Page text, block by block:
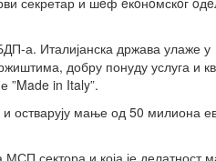
а. Италијанска држава улаже у
добру понуду услуга и
”Made in Italy”.
остварују мање од 50 милиона
МСП сектора и која је делатност